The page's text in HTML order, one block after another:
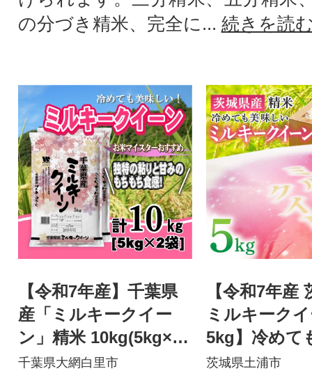
の分づき精米、完全に... 続きを読
【令和7年産】千葉県
産「ミルキークイー
ン」精米 10kg(5kg×2
袋)
千葉県大網白里市
【令和7年産
ミルキーク
5kg】冷めて
いお米
茨城県土浦市